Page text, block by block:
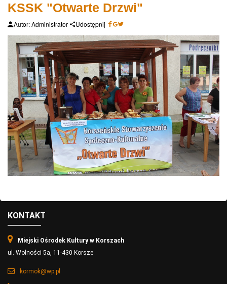
KSSK "Otwarte Drzwi"
Autor: Administrator Udostępnij
KONTAKT
Miejski Ośrodek Kultury w Korszach
ul. Wolności 5a, 11-430 Korsze
kormok@wp.pl